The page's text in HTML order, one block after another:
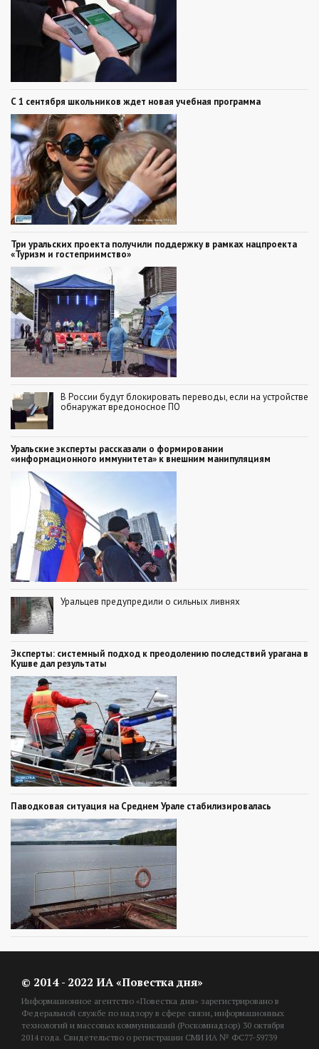
С 1 сентября школьников ждет новая учебная программа
Три уральских проекта получили поддержку в рамках нацпроекта
«Туризм и гостеприимство»
В России будут блокировать переводы, если на устройстве
обнаружат вредоносное ПО
Уральские эксперты рассказали о формировании
«информационного иммунитета» к внешним манипуляциям
Уральцев предупредили о сильных ливнях
Эксперты: системный подход к преодолению последствий урагана в
Кушве дал результаты
Паводковая ситуация на Среднем Урале стабилизировалась
© 2014 - 2022 ИА «Повестка дня»
Информационное агентство «Повестка дня» зарегистрировано в
Федеральной службе по надзору в сфере связи, информационных
технологий и массовых коммуникаций (Роскомнадзор) 30 октября
2014 года. Свидетельство о регистрации СМИ ИА № ФС77-59739